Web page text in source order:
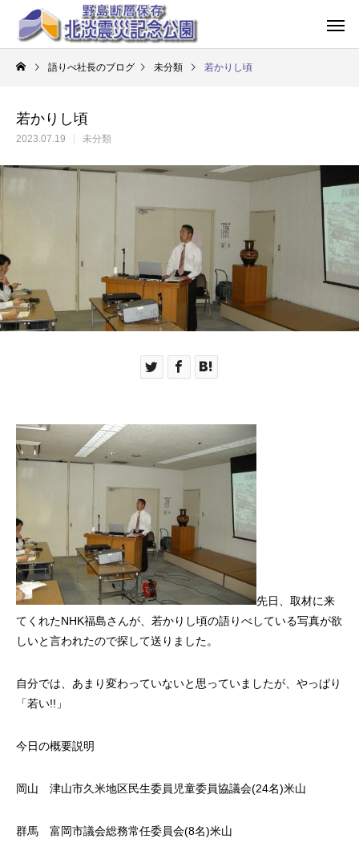
語りべ社長のブログ 未分類 若かりし頃
若かりし頃
2023.07.19 未分類
先日、取材に来
てくれたNHK福島さんが、若かりし頃の語りべしている写真が欲
しいと言われたので探して送りました。
自分では、あまり変わっていないと思っていましたが、やっぱり
「若い!!」
今日の概要説明
岡山 津山市久米地区民生委員児童委員協議会(24名)米山
群馬 富岡市議会総務常任委員会(8名)米山